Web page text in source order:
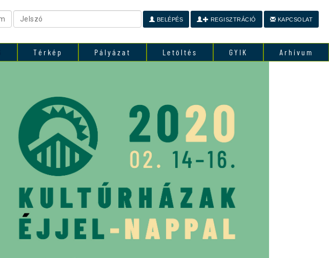
Térkép Pályázat Letöltés GYIK Arhívum
BELÉPÉS REGISZTRÁCIÓ KAPCSOLAT